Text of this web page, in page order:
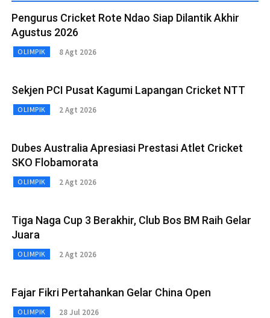
Pengurus Cricket Rote Ndao Siap Dilantik Akhir
Agustus 2026
OLIMPIK 8 Agt 2026
Sekjen PCI Pusat Kagumi Lapangan Cricket NTT
OLIMPIK 2 Agt 2026
Dubes Australia Apresiasi Prestasi Atlet Cricket
SKO Flobamorata
OLIMPIK 2 Agt 2026
Tiga Naga Cup 3 Berakhir, Club Bos BM Raih Gelar
Juara
OLIMPIK 2 Agt 2026
Fajar Fikri Pertahankan Gelar China Open
OLIMPIK 28 Jul 2026